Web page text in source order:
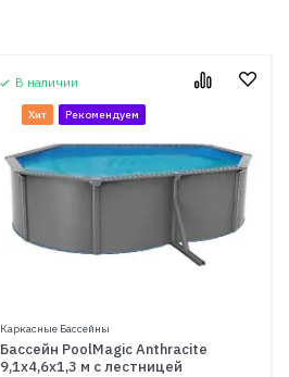
В наличии
Хит Рекомендуем
Каркасные Бассейны
Бассейн PoolMagic Anthracite
9,1x4,6x1,3 м с лестницей